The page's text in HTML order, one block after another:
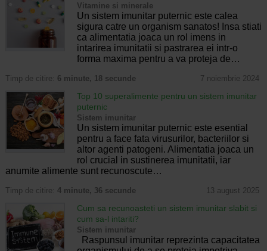
Vitamine si minerale
Un sistem imunitar puternic este calea
sigura catre un organism sanatos! Insa stiati
ca alimentatia joaca un rol imens in
intarirea imunitatii si pastrarea ei intr-o
forma maxima pentru a va proteja de…
Timp de citire: 6 minute, 18 secunde 7 noiembrie 2024
Top 10 superalimente pentru un sistem imunitar
puternic
Sistem imunitar
Un sistem imunitar puternic este esential
pentru a face fata virusurilor, bacteriilor si
altor agenti patogeni. Alimentatia joaca un
rol crucial in sustinerea imunitatii, iar
anumite alimente sunt recunoscute…
Timp de citire: 4 minute, 36 secunde 13 august 2025
Cum sa recunoasteti un sistem imunitar slabit si
cum sa-l intariti?
Sistem imunitar
Raspunsul imunitar reprezinta capacitatea